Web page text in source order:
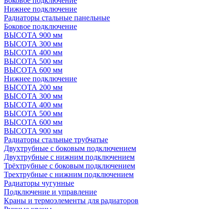
Нижнее подключение
Радиаторы стальные панельные
Боковое подключение
ВЫСОТА 900 мм
ВЫСОТА 300 мм
ВЫСОТА 400 мм
ВЫСОТА 500 мм
ВЫСОТА 600 мм
Нижнее подключение
ВЫСОТА 200 мм
ВЫСОТА 300 мм
ВЫСОТА 400 мм
ВЫСОТА 500 мм
ВЫСОТА 600 мм
ВЫСОТА 900 мм
Радиаторы стальные трубчатые
Двухтрубные с боковым подключением
Двухтрубные с нижним подключением
Трёхтрубные с боковым подключением
Трехтрубные с нижним подключением
Радиаторы чугунные
Подключение и управление
Краны и термоэлементы для радиаторов